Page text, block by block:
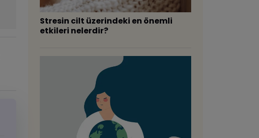
Stresin cilt üzerindeki en önemli
etkileri nelerdir?